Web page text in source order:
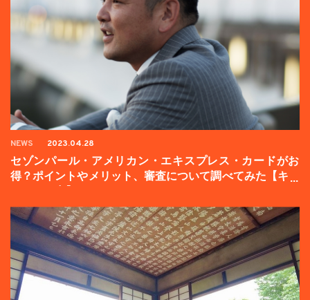
NEWS 2023.04.28
セゾンパール・アメリカン・エキスプレス・カードがお
得？ポイントやメリット、審査について調べてみた【キャ